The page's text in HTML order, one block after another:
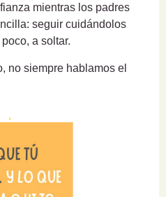
mientras los padres
seguir cuidándolos
a soltar.
no siempre hablamos el